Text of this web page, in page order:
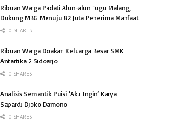
Ribuan Warga Padati Alun-alun Tugu Malang,
Dukung MBG Menuju 82 Juta Penerima Manfaat
0 SHARES
Ribuan Warga Doakan Keluarga Besar SMK
Antartika 2 Sidoarjo
0 SHARES
Analisis Semantik Puisi ‘Aku Ingin’ Karya
Sapardi Djoko Damono
0 SHARES